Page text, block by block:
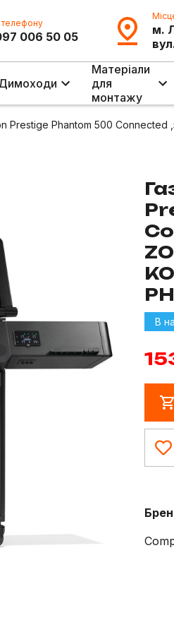
006 50 05
м.
Матеріали
для
монтажу
Prestige Phantom 500
В